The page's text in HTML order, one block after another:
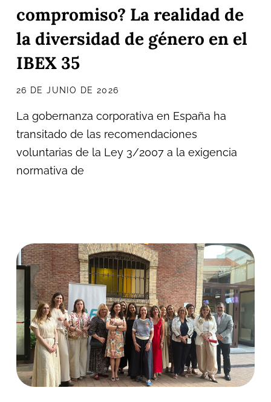
compromiso? La realidad de
la diversidad de género en el
IBEX 35
26 DE JUNIO DE 2026
La gobernanza corporativa en España ha
transitado de las recomendaciones
voluntarias de la Ley 3/2007 a la exigencia
normativa de